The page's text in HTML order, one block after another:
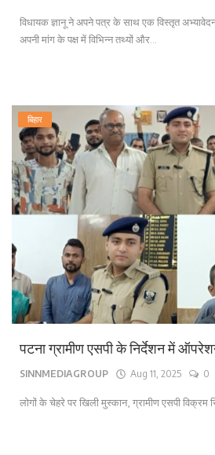
विधायक ज्ञानू ने अपने पत्र के साथ एक विस्तृत
अपनी मांग के पक्ष में विभिन्न तथ्यों और...
बिहार
पटना ग्रामीण एसपी के निर्देशन में
SINNMEDIAGROUP Aug 11, 2025 0
लोगों के चेहरे पर खिली मुस्कान, ग्रामीण एसपी विक्रम